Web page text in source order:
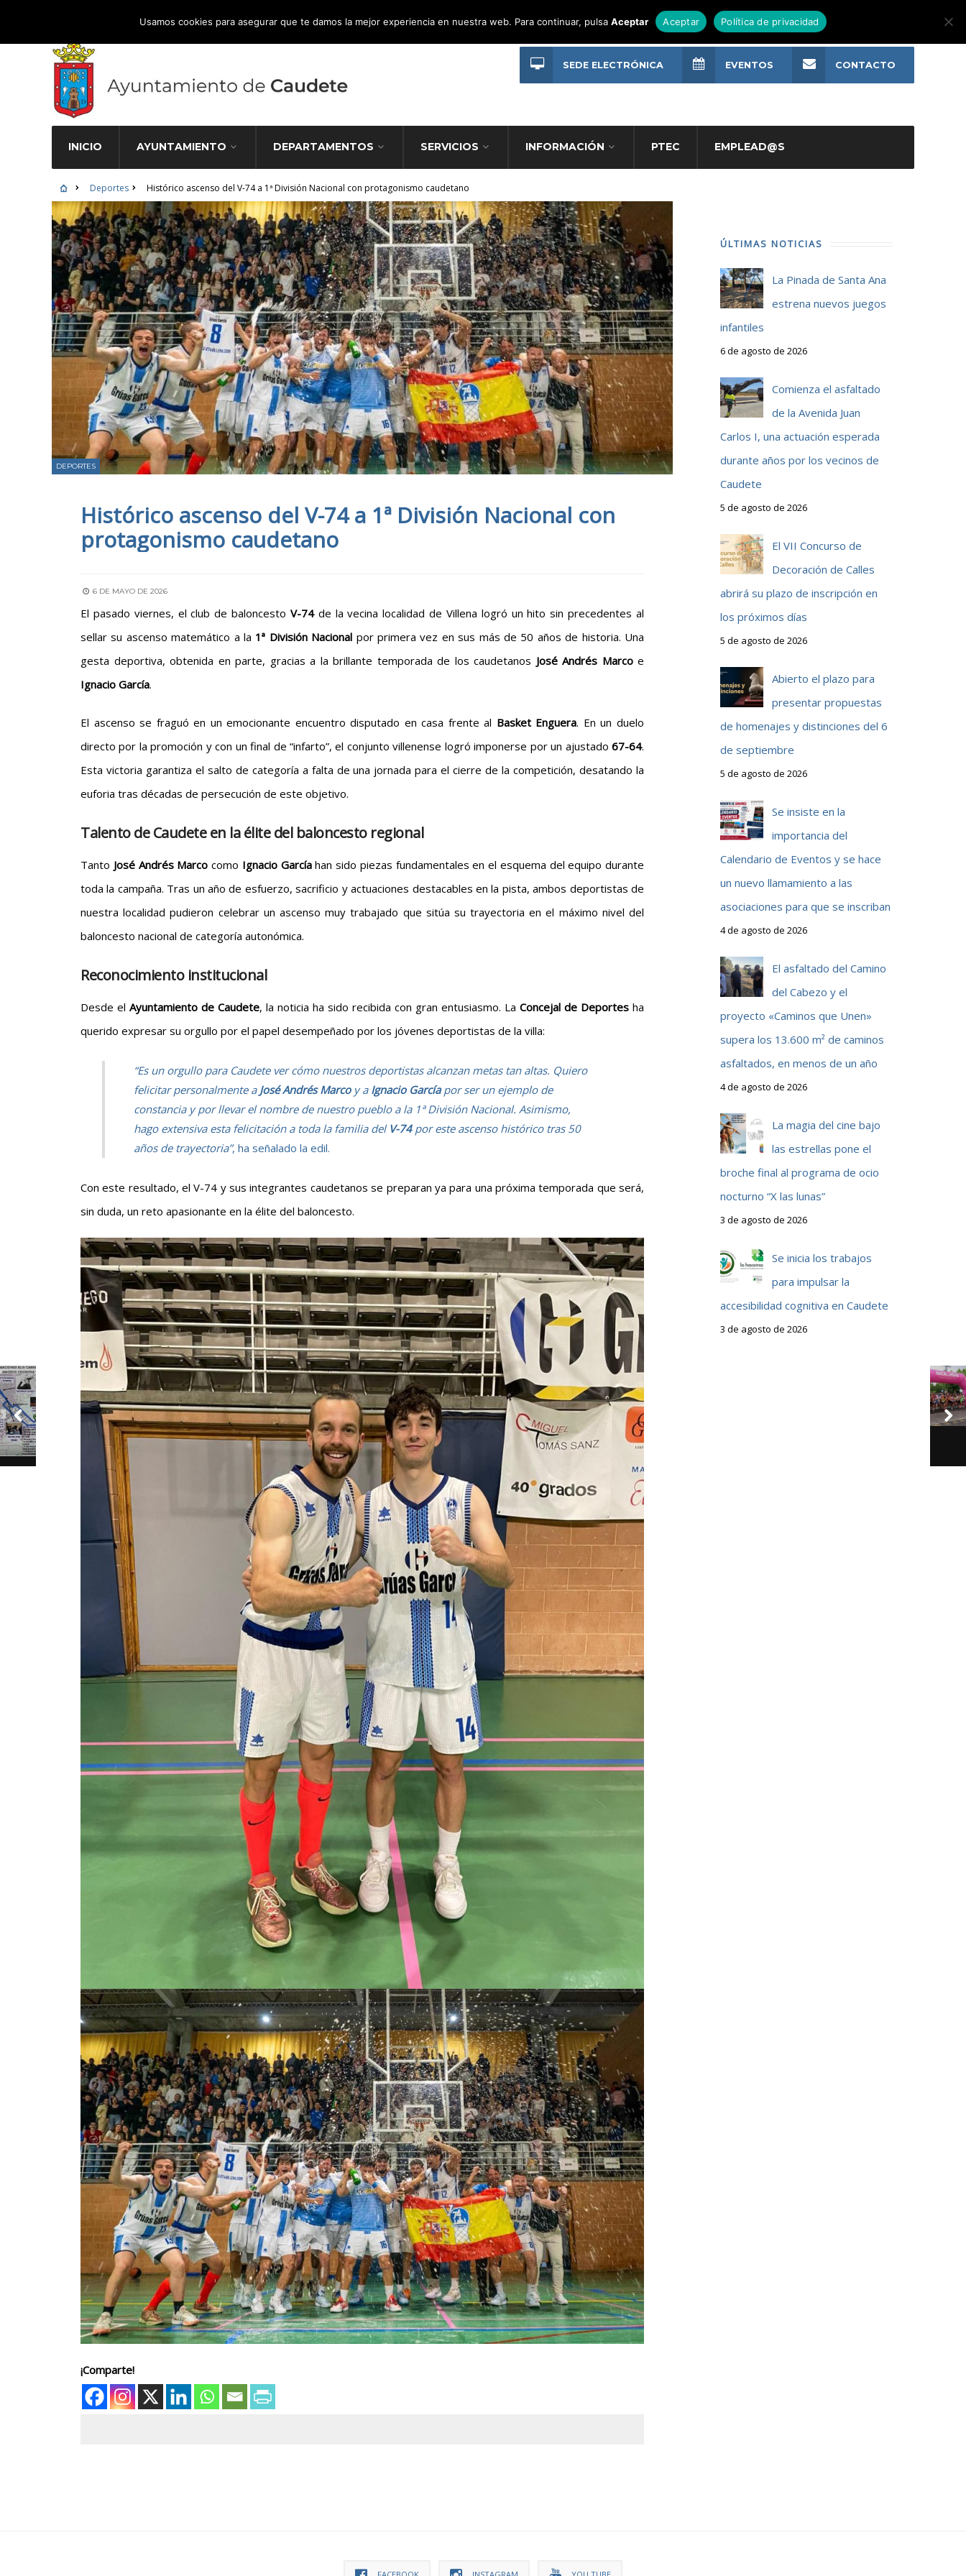
Atención Ciudadana 965 827 000
INICIO AYUNTAMIENTO DEPARTAMENTOS SERVICIOS INFORMACIÓN PTEC EMPLEAD@S
SEDE ELECTRÓNICA EVENTOS CONTACTO
Deportes Histórico ascenso del V-74 a 1ª División Nacional con protagonismo caudetano
DEPORTES
Histórico ascenso del V-74 a 1ª División Nacional con
protagonismo caudetano
6 DE MAYO DE 2026
El pasado viernes, el club de baloncesto V-74de la vecina localidad de Villena logró un hito sin precedentes al
sellar su ascenso matemático a la 1ª División Nacional por primera vez en sus más de 50 años de historia. Una
gesta deportiva, obtenida en parte, gracias a la brillante temporada de los caudetanos José Andrés Marcoe
Ignacio García.
El ascenso se fraguó en un emocionante encuentro disputado en casa frente al Basket Enguera. En un duelo
directo por la promoción y con un final de “infarto”, el conjunto villenense logró imponerse por un ajustado 67-64.
Esta victoria garantiza el salto de categoría a falta de una jornada para el cierre de la competición, desatando la
euforia tras décadas de persecución de este objetivo.
Talento de Caudete en la élite del baloncesto regional
Tanto José Andrés Marco como Ignacio Garcíahan sido piezas fundamentales en el esquema del equipo durante
toda la campaña. Tras un año de esfuerzo, sacrificio y actuaciones destacables en la pista, ambos deportistas de
nuestra localidad pudieron celebrar un ascenso muy trabajado que sitúa su trayectoria en el máximo nivel del
baloncesto nacional de categoría autonómica.
Reconocimiento institucional
Desde el Ayuntamiento de Caudete, la noticia ha sido recibida con gran entusiasmo. La Concejal de Deportes ha
querido expresar su orgullo por el papel desempeñado por los jóvenes deportistas de la villa:
“Es un orgullo para Caudete ver cómo nuestros deportistas alcanzan metas tan altas. Quiero
felicitar personalmente a José Andrés Marcoy a Ignacio Garcíapor ser un ejemplo de
constancia y por llevar el nombre de nuestro pueblo a la 1ª División Nacional. Asimismo,
hago extensiva esta felicitación a toda la familia del V-74por este ascenso histórico tras 50
años de trayectoria”, ha señalado la edil.
Con este resultado, el V-74 y sus integrantes caudetanos se preparan ya para una próxima temporada que será,
sin duda, un reto apasionante en la élite del baloncesto.
¡Comparte!
ÚLTIMAS NOTICIAS
La Pinada de Santa Ana
estrena nuevos juegos
infantiles
6 de agosto de 2026
Comienza el asfaltado
de la Avenida Juan
Carlos I, una actuación esperada
durante años por los vecinos de
Caudete
5 de agosto de 2026
El VII Concurso de
Decoración de Calles
abrirá su plazo de inscripción en
los próximos días
5 de agosto de 2026
Abierto el plazo para
presentar propuestas
de homenajes y distinciones del 6
de septiembre
5 de agosto de 2026
Se insiste en la
importancia del
Calendario de Eventos y se hace
un nuevo llamamiento a las
asociaciones para que se inscriban
4 de agosto de 2026
El asfaltado del Camino
del Cabezo y el
proyecto «Caminos que Unen»
supera los 13.600 m² de caminos
asfaltados, en menos de un año
4 de agosto de 2026
La magia del cine bajo
las estrellas pone el
broche final al programa de ocio
nocturno “X las lunas”
3 de agosto de 2026
Se inicia los trabajos
para impulsar la
accesibilidad cognitiva en Caudete
3 de agosto de 2026
Usamos cookies para asegurar que te damos la mejor experiencia en nuestra web. Para continuar, pulsaAceptar Aceptar Política de privacidad